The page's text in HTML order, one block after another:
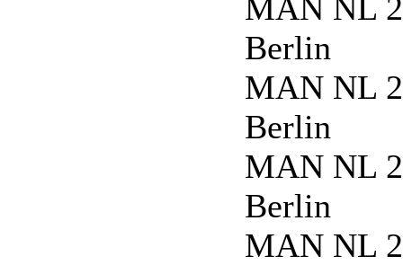
MAN NL
Berlin
MAN NL
Berlin
MAN NL
Berlin
MAN NL